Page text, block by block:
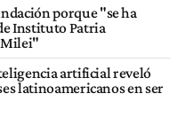
porque "se ha
Instituto Patria
Milei"
artificial reveló
latinoamericanos en ser